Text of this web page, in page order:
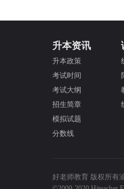
升本资讯
升本政策
考试时间
考试大纲
招生简章
模拟试题
分数线
好老师教育 版权所有